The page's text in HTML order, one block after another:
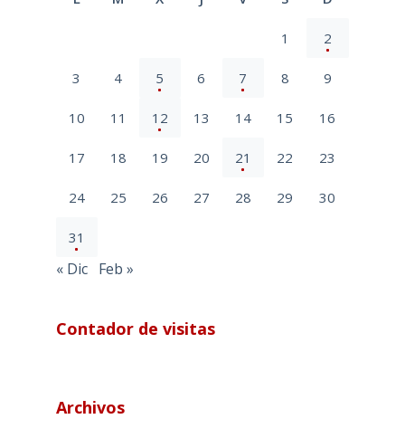
1 2
3 4 5 6 7 8 9
10 11 12 13 14 15 16
17 18 19 20 21 22 23
24 25 26 27 28 29 30
31
« Dic Feb »
Contador de visitas
Archivos